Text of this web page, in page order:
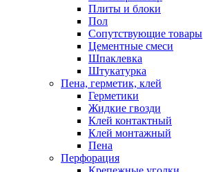
Плиты и блоки
Пол
Сопутствующие товары
Цементные смеси
Шпаклевка
Штукатурка
Пена, герметик, клей
Герметики
Жидкие гвозди
Клей контактный
Клей монтажный
Пена
Перфорация